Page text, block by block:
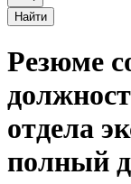
Найти
Резюме
отдела
полный